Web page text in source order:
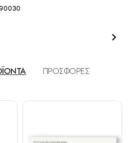
ΠΡΟΣΦΟΡΕΣ